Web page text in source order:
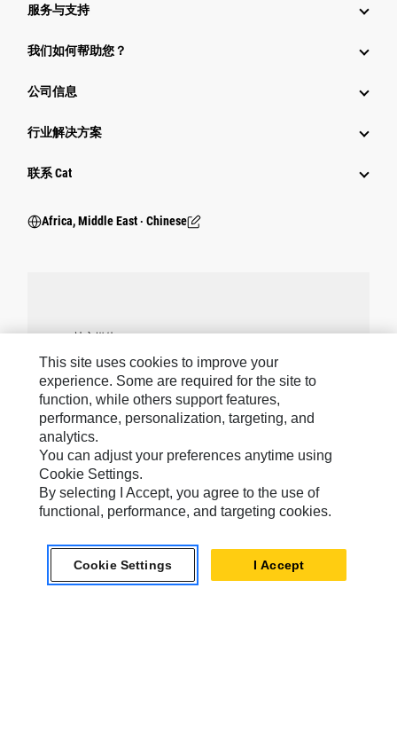
服务与支持
我们如何帮助您？
公司信息
行业解决方案
行业
联系 Cat
Africa, Middle East ‧ Chinese
warning
社交媒体
要启用此功能，您必须接受使用针对性、功能
性和性能 Cookie。
Caterpillar 品牌
Caterpillar.com
This site uses cookies to improve your
experience. Some are required for the site to
function, while others support features,
performance, personalization, targeting, and
analytics.
You can adjust your preferences anytime using
Cookie Settings.
By selecting I Accept, you agree to the use of
functional, performance, and targeting cookies.
Cookie Settings I Accept